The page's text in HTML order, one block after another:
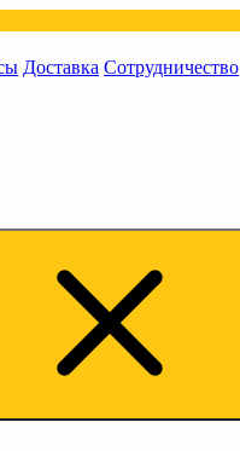
Доставка Сотрудничество